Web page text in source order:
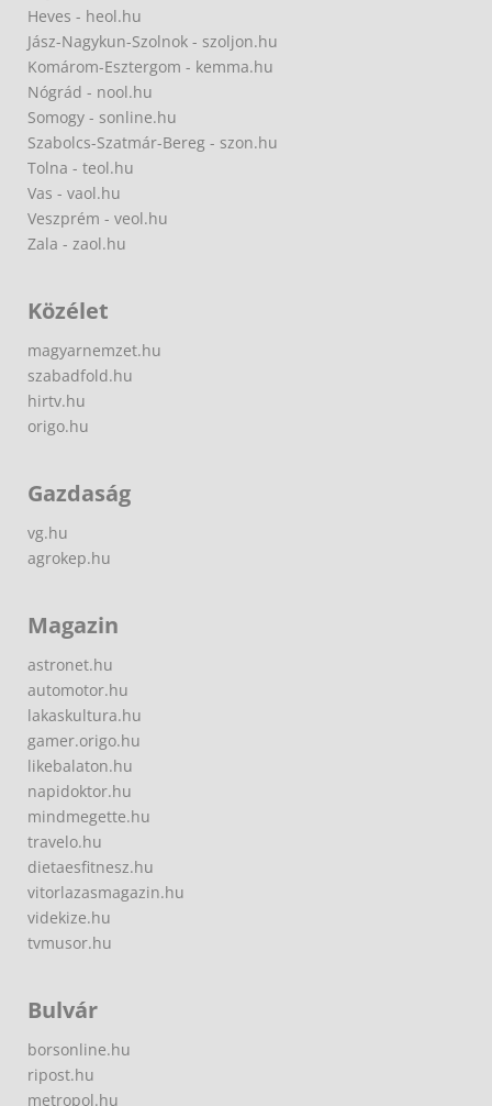
Heves - heol.hu
Jász-Nagykun-Szolnok - szoljon.hu
Komárom-Esztergom - kemma.hu
Nógrád - nool.hu
Somogy - sonline.hu
Szabolcs-Szatmár-Bereg - szon.hu
Tolna - teol.hu
Vas - vaol.hu
Veszprém - veol.hu
Zala - zaol.hu
Közélet
magyarnemzet.hu
szabadfold.hu
hirtv.hu
origo.hu
Gazdaság
vg.hu
agrokep.hu
Magazin
astronet.hu
automotor.hu
lakaskultura.hu
gamer.origo.hu
likebalaton.hu
napidoktor.hu
mindmegette.hu
travelo.hu
dietaesfitnesz.hu
vitorlazasmagazin.hu
videkize.hu
tvmusor.hu
Bulvár
borsonline.hu
ripost.hu
metropol.hu